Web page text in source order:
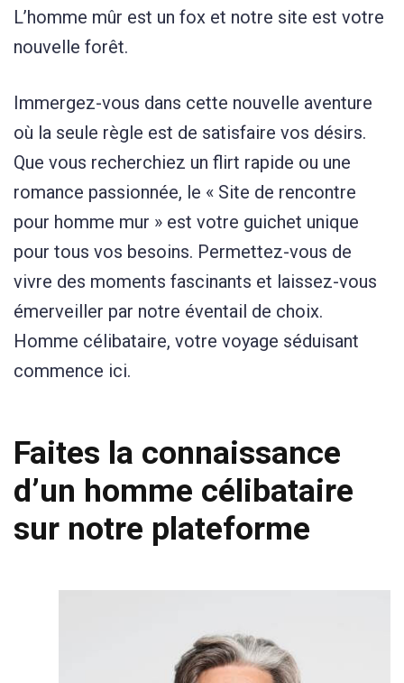
L’homme mûr est un fox et notre site est votre
nouvelle forêt.
Immergez-vous dans cette nouvelle aventure
où la seule règle est de satisfaire vos désirs.
Que vous recherchiez un flirt rapide ou une
romance passionnée, le « Site de rencontre
pour homme mur » est votre guichet unique
pour tous vos besoins. Permettez-vous de
vivre des moments fascinants et laissez-vous
émerveiller par notre éventail de choix.
Homme célibataire, votre voyage séduisant
commence ici.
Faites la connaissance
d’un homme célibataire
sur notre plateforme